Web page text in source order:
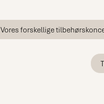
Vores forskellige